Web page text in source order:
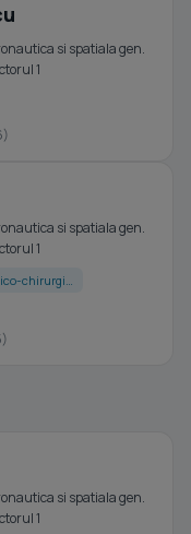
si spatiala gen.
1
si spatiala gen.
1
chirurgi…
si spatiala gen.
1